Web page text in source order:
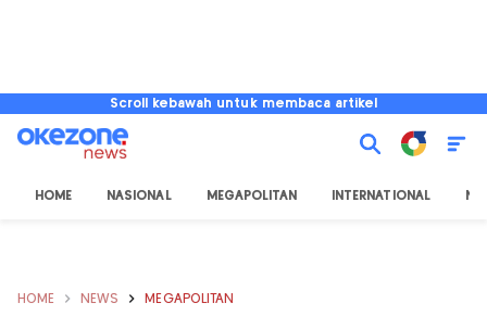
Scroll kebawah untuk membaca artikel
HOME NASIONAL MEGAPOLITAN INTERNATIONAL
HOME NEWS MEGAPOLITAN